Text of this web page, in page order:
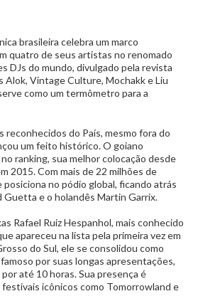
brasileira celebra um marco
quatro de seus artistas no renomado
DJs do mundo, divulgado pela revista
Alok, Vintage Culture, Mochakk e Liu
como um termômetro para a
reconhecidos do País, mesmo fora do
um feito histórico. O goiano
ranking, sua melhor colocação desde
2015. Com mais de 22 milhões de
no pódio global, ficando atrás
Guetta e o holandês Martin Garrix.
Rafael Ruiz Hespanhol, mais conhecido
apareceu na lista pela primeira vez em
do Sul, ele se consolidou como
por suas longas apresentações,
até 10 horas. Sua presença é
icônicos como Tomorrowland e